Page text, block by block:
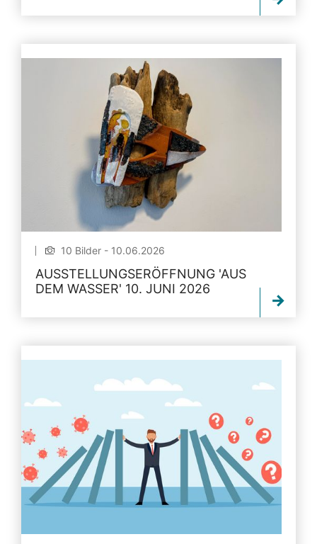
10 Bilder - 10.06.2026
AUSSTELLUNGSERÖFFNUNG 'AUS
DEM WASSER' 10. JUNI 2026